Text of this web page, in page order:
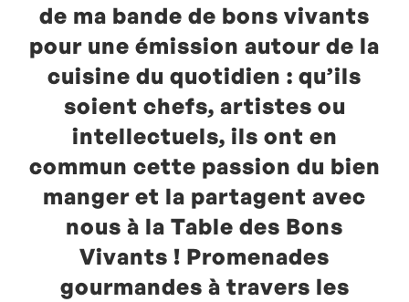
de ma bande de bons vivants
pour une émission autour de la
cuisine du quotidien : qu’ils
soient chefs, artistes ou
intellectuels, ils ont en
commun cette passion du bien
manger et la partagent avec
nous à la Table des Bons
Vivants ! Promenades
gourmandes à travers les